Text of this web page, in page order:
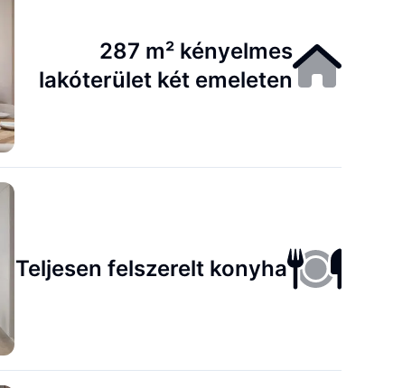
287 m² kényelmes
lakóterület két emeleten
Teljesen felszerelt konyha